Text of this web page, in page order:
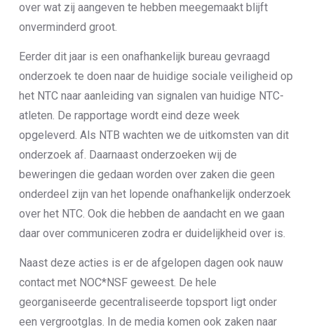
over wat zij aangeven te hebben meegemaakt blijft
onverminderd groot.
Eerder dit jaar is een onafhankelijk bureau gevraagd
onderzoek te doen naar de huidige sociale veiligheid op
het NTC naar aanleiding van signalen van huidige NTC-
atleten. De rapportage wordt eind deze week
opgeleverd. Als NTB wachten we de uitkomsten van dit
onderzoek af. Daarnaast onderzoeken wij de
beweringen die gedaan worden over zaken die geen
onderdeel zijn van het lopende onafhankelijk onderzoek
over het NTC. Ook die hebben de aandacht en we gaan
daar over communiceren zodra er duidelijkheid over is.
Naast deze acties is er de afgelopen dagen ook nauw
contact met NOC*NSF geweest. De hele
georganiseerde gecentraliseerde topsport ligt onder
een vergrootglas. In de media komen ook zaken naar